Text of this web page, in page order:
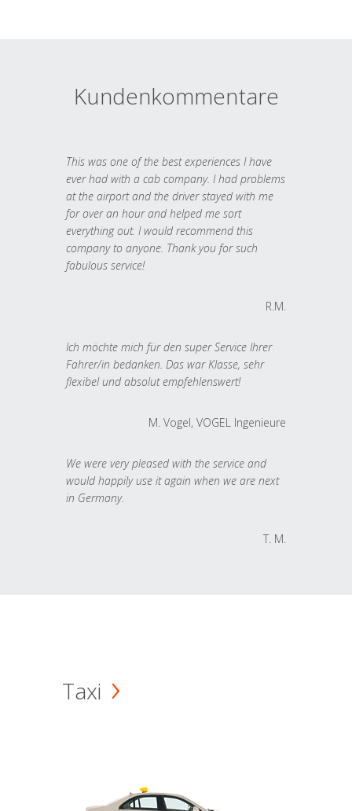
Kundenkommentare
This was one of the best experiences I have
ever had with a cab company. I had problems
at the airport and the driver stayed with me
for over an hour and helped me sort
everything out. I would recommend this
company to anyone. Thank you for such
fabulous service!
R.M.
Ich möchte mich für den super Service Ihrer
Fahrer/in bedanken. Das war Klasse, sehr
flexibel und absolut empfehlenswert!
M. Vogel, VOGEL Ingenieure
We were very pleased with the service and
would happily use it again when we are next
in Germany.
T. M.
Taxi